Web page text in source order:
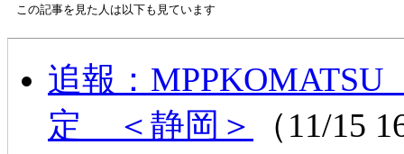
この記事を見た人は以下も見ています
追報：
定 ＜静岡＞
（11/15